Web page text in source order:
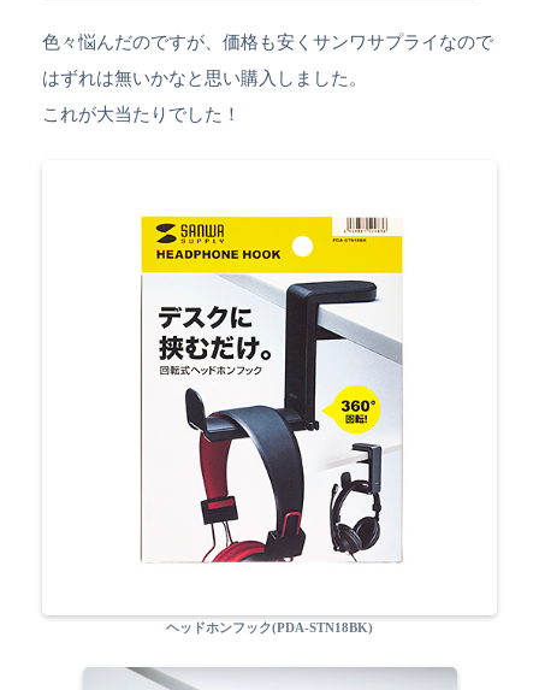
色々悩んだのですが、価格も安くサンワサプライなので
はずれは無いかなと思い購入しました。
これが大当たりでした！
ヘッドホンフック(PDA-STN18BK)